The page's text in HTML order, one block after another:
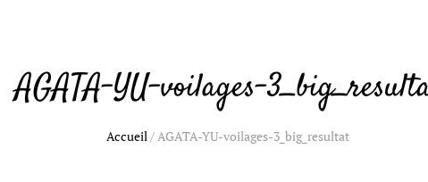
AGATA-YU-voilages-
Accueil/AGATA-YU-voilages-3_big_resultat